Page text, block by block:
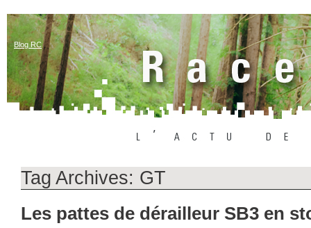
Blog RC
Tag Archives: GT
Les pattes de dérailleur SB3 en